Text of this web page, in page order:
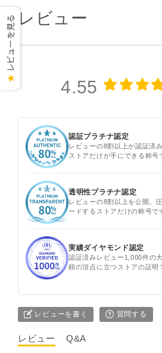
レビュー
4.55
認証プラチナ認定
レビューの8割以上が認証済
ストアだけが手にできる称号
透明性プラチナ認定
レビューの8割以上を公開。
ードするストアだけの称号で
実績ダイヤモンド認定
認証済みレビュー1,000件の
頼の頂点に立つストアの証明
レビューを書く 質問する
レビュー Q&A
★
レビューを見る